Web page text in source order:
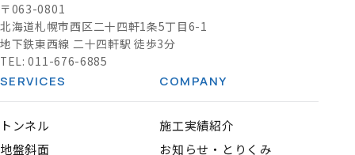
〒063-0801
北海道札幌市西区二十四軒1条5丁目6-1
地下鉄東西線 二十四軒駅 徒歩3分
TEL:011-676-6885
SERVICES
トンネル
地盤斜面
COMPANY
施工実績紹介
お知らせ・とりくみ